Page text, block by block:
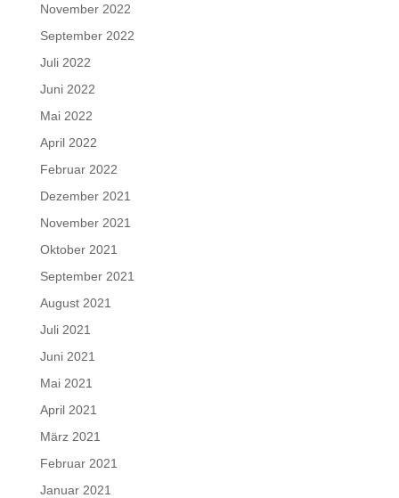
November 2022
September 2022
Juli 2022
Juni 2022
Mai 2022
April 2022
Februar 2022
Dezember 2021
November 2021
Oktober 2021
September 2021
August 2021
Juli 2021
Juni 2021
Mai 2021
April 2021
März 2021
Februar 2021
Januar 2021